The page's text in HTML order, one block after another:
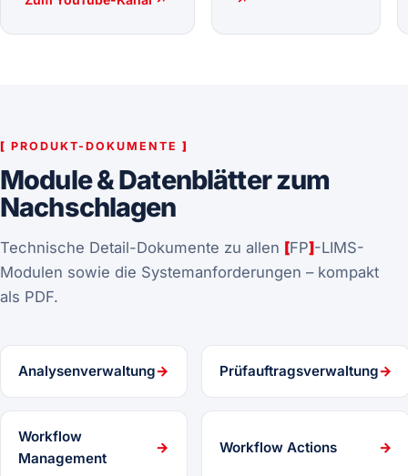
[ PRODUKT-DOKUMENTE ]
Module & Datenblätter zum
Nachschlagen
Technische Detail-Dokumente zu allen [FP]-LIMS-
Modulen sowie die Systemanforderungen – kompakt
als PDF.
Analysenverwaltung→ Prüfauftragsverwaltung→
Workflow
Management
→ Workflow Actions →